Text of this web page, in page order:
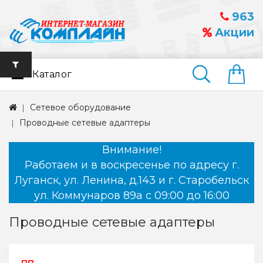
963
Акции
Найти
Каталог
Сетевое оборудование
Проводные сетевые адаптеры
Внимание!
Работаем и в воскресенье по адресу г.
Луганск, ул. Ленина, д.143 и г. Старобельск
ул. Коммунаров 89а с 09:00 до 16:00
Проводные сетевые адаптеры